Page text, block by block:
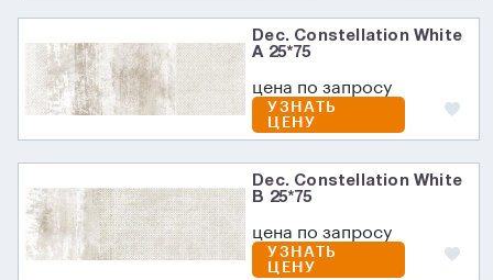
Dec. Constellation White
A 25*75
цена по запросу
УЗНАТЬ
ЦЕНУ
Dec. Constellation White
B 25*75
цена по запросу
УЗНАТЬ
ЦЕНУ